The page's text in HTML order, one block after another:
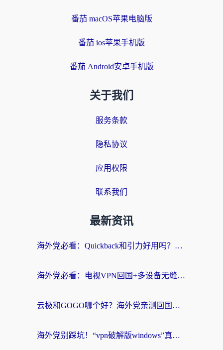
番茄 macOS苹果电脑版
番茄 ios苹果手机版
番茄 Android安卓手机版
关于我们
服务条款
隐私协议
应用权限
联系我们
最新资讯
海外党必看：Quickback和引力好用吗？3分钟搞懂回国加速器怎么选
海外党必看：电视VPN回国+多设备无缝访问国内资源的实用指南
云极和GOGO哪个好？海外党亲测回国加速器选择指南（附iOS免费&Windows VPN实用技巧）
海外党别踩坑！“vpn破解版windows”真的能用？教你选对回国加速器无缝刷国内资源